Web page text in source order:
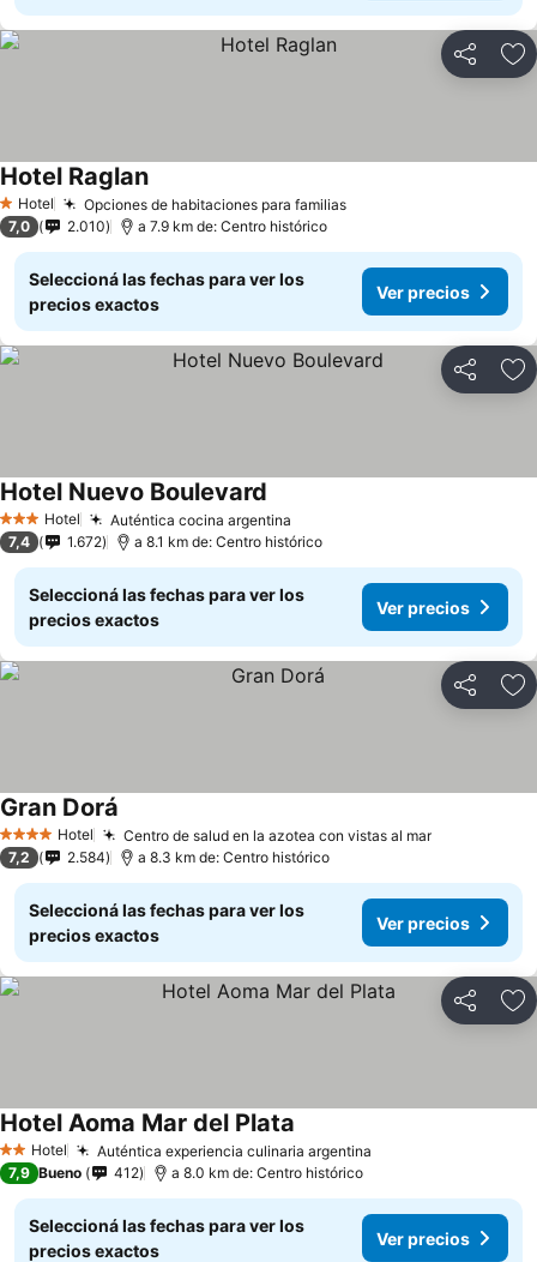
Compartir
1 Estrellas
Hotel Opciones de habitaciones para familias
Hotel Raglan
7,0 2.010 a 7.9 km de: Centro histórico
Seleccioná las fechas para ver los
precios exactos
Ver precios
Compartir
3 Estrellas
Hotel Auténtica cocina argentina
Hotel Nuevo Boulevard
7,4 1.672 a 8.1 km de: Centro histórico
Seleccioná las fechas para ver los
precios exactos
Ver precios
Compartir
4 EstrellasHotel Centro de salud en la azotea con vistas al mar
Gran Dorá
7,2 2.584 a 8.3 km de: Centro histórico
Seleccioná las fechas para ver los
precios exactos
Ver precios
Compartir
2 Estrellas
Hotel Auténtica experiencia culinaria argentina
Hotel Aoma Mar del Plata
7,9 Bueno 412 a 8.0 km de: Centro histórico
Seleccioná las fechas para ver los
precios exactos
Ver precios